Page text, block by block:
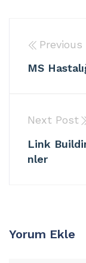
MS
Next Post
Link
nler
Yorum Ekle